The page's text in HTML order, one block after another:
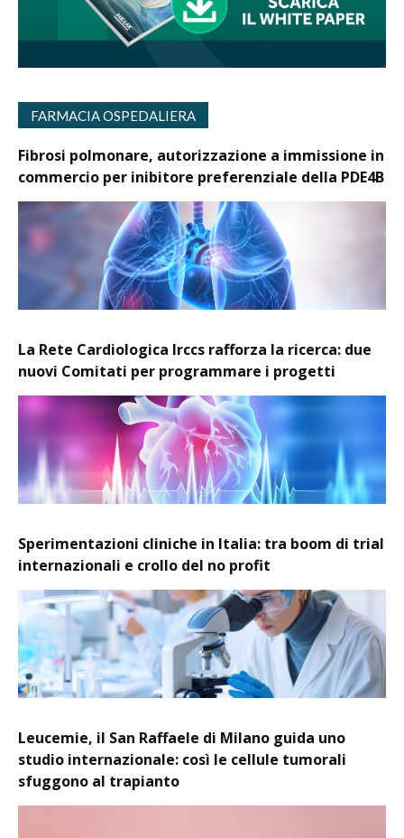
FARMACIA OSPEDALIERA
Fibrosi polmonare, autorizzazione a immissione in
commercio per inibitore preferenziale della PDE4B
La Rete Cardiologica Irccs rafforza la ricerca: due
nuovi Comitati per programmare i progetti
Sperimentazioni cliniche in Italia: tra boom di trial
internazionali e crollo del no profit
Leucemie, il San Raffaele di Milano guida uno
studio internazionale: così le cellule tumorali
sfuggono al trapianto